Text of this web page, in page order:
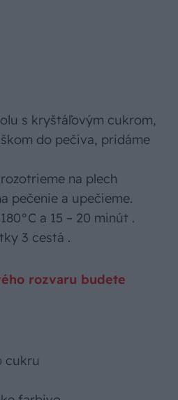
s kryštáľovým cukrom,
do pečiva, pridáme
na plech
pečenie a upečieme.
a 15 – 20 minút .
3 cestá .
rozvaru budete
cukru